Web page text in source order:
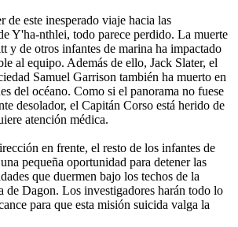
de este inesperado viaje hacia las
Y'ha-nthlei, todo parece perdido. La muerte
y de otros infantes de marina ha impactado
al equipo. Además de ello, Jack Slater, el
Samuel Garrison también ha muerto en
del océano. Como si el panorama no fuese
desolador, el Capitán Corso está herido de
atención médica.
en frente, el resto de los infantes de
pequeña oportunidad para detener las
que duermen bajo los techos de la
de Dagon. Los investigadores harán todo lo
para que esta misión suicida valga la